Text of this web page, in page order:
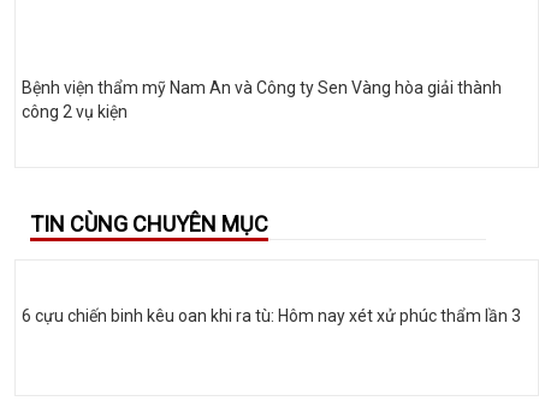
Bệnh viện thẩm mỹ Nam An và Công ty Sen Vàng hòa giải thành
công 2 vụ kiện
TIN CÙNG CHUYÊN MỤC
6 cựu chiến binh kêu oan khi ra tù: Hôm nay xét xử phúc thẩm lần 3